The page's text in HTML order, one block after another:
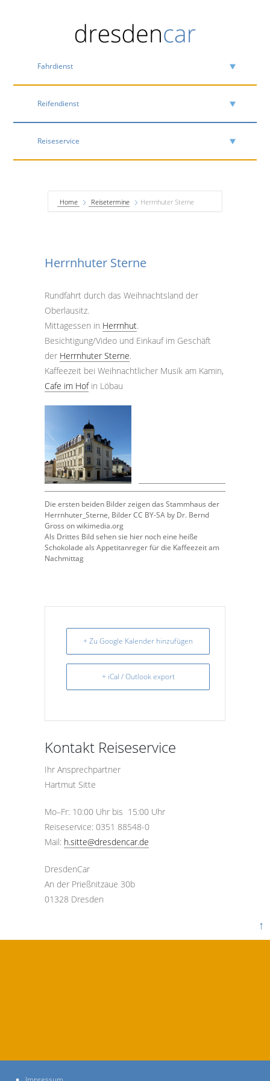
Fahrdienst
Reifendienst
Reiseservice
Home Reisetermine Herrnhuter Sterne
Herrnhuter Sterne
Rundfahrt durch das Weihnachtsland der
Oberlausitz.
Mittagessen in Herrnhut.
Besichtigung/Video und Einkauf im Geschäft
der Herrnhuter Sterne.
Kaffeezeit bei Weihnachtlicher Musik am Kamin,
Cafe im Hofin Löbau
Die ersten beiden Bilder zeigen das Stammhaus der
Herrnhuter_Sterne, Bilder CC BY-SA by Dr. Bernd
Gross on wikimedia.org
Als Drittes Bild sehen sie hier noch eine heiße
Schokolade als Appetitanreger für die Kaffeezeit am
Nachmittag
+ Zu Google Kalender hinzufügen
+ iCal / Outlook export
Kontakt Reiseservice
Ihr Ansprechpartner
Hartmut Sitte
Mo–Fr: 10:00 Uhr bis 15:00 Uhr
Reiseservice: 0351 88548-0
Mail: h.sitte@dresdencar.de
DresdenCar
An der Prießnitzaue 30b
01328 Dresden
↑